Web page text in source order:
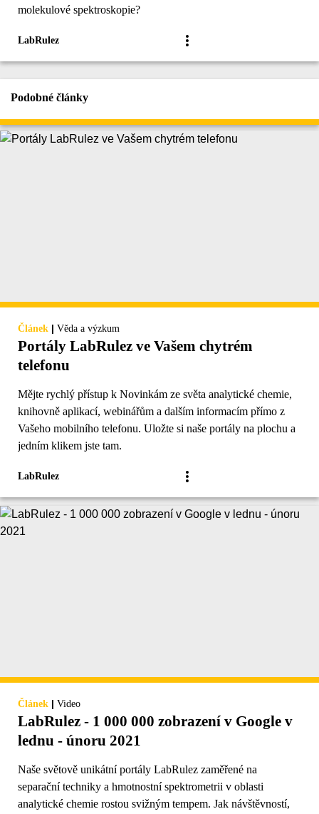
molekulové spektroskopie?
LabRulez
Podobné články
Článek | Věda a výzkum
Portály LabRulez ve Vašem chytrém
telefonu
Mějte rychlý přístup k Novinkám ze světa analytické chemie,
knihovně aplikací, webinářům a dalším informacím přímo z
Vašeho mobilního telefonu. Uložte si naše portály na plochu a
jedním klikem jste tam.
LabRulez
Článek | Video
LabRulez - 1 000 000 zobrazení v Google v
lednu - únoru 2021
Naše světově unikátní portály LabRulez zaměřené na
separační techniky a hmotnostní spektrometrii v oblasti
analytické chemie rostou svižným tempem. Jak návštěvností,